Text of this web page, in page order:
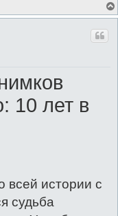
10 лет в
всей истории с
судьба